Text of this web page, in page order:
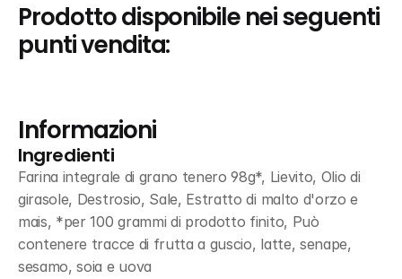
Prodotto disponibile nei seguenti
punti vendita:
Informazioni
Ingredienti
Farina integrale di grano tenero 98g*, Lievito, Olio di
girasole, Destrosio, Sale, Estratto di malto d'orzo e
mais, *per 100 grammi di prodotto finito, Può
contenere tracce di frutta a guscio, latte, senape,
sesamo, soia e uova